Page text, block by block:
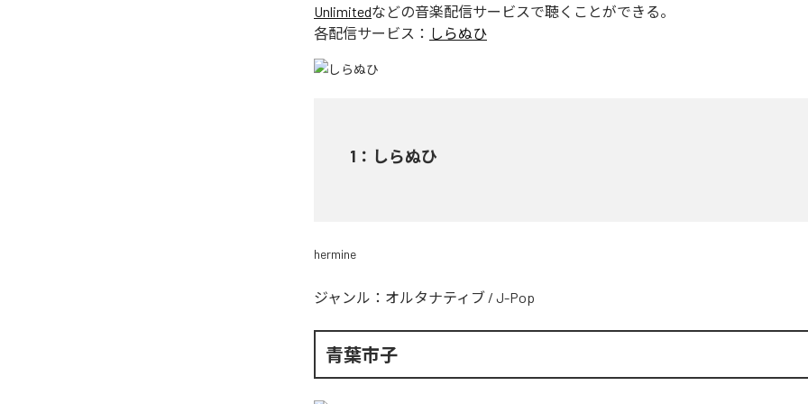
Unlimitedなどの音楽配信サービスで聴くことができる。
各配信サービス： しらぬひ
1 ： しらぬひ
hermine
ジャンル： オルタナティブ / J-Pop
青葉市子